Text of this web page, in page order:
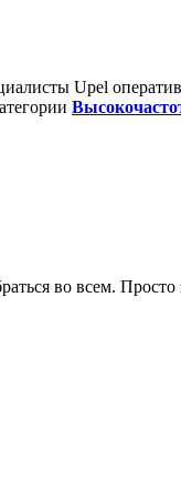
Upel
во всем.